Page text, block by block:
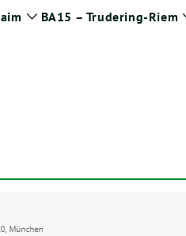
Zeige
BA15 – Trudering-Riem